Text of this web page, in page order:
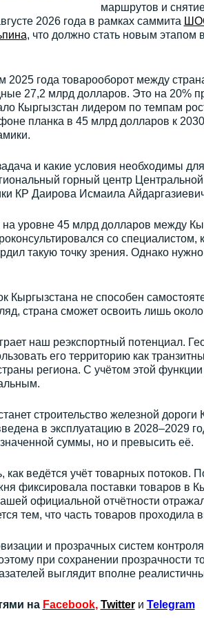
маршрутов и
2026 года в рамках саммита
, что должно стать новым этапом
2025 года товарооборот между
27,2 млрд долларов. Это на 20%
Кыргызстан лидером по темпам
планка в 45 млрд долларов к
и какие условия необходимы
горный центр Центральной
КР Даирова Исмаила
уровне 45 млрд долларов между
со специалистом,
такую точку зрения. Однако
Кыргызстана не способен
страна сможет освоить лишь
наш реэкспортный потенциал.
его территорию как
региона. С учётом этой
строительство железной дороги
в эксплуатацию в 2028–2029
суммы, но и превысить её.
как ведётся учёт товарных
фиксировала поставки товаров в
официальной отчётности
тем, что часть товаров проходила
и прозрачных систем
при сохранении прозрачности
выглядит вполне
на Facebook, Twitter и Telegram